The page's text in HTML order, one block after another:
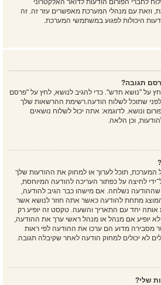
לחברי הפורום הודעות לדואר האלקטרוני
וזאת עם מנהלי המערכת מאפשרים עזר זה. זה
היכולות לפגוע במשתמשי המערכת.
תגובה?
על "נושא חדש". כדי להגיב לנושא, לחץ על "פרסם
שתוכל לשלוח הודעה.רשימת ההרשאות שלך
ונושא. לדוגמא: אתה יכול לשלוח נושאים
וכן הלאה.
המערכת, תוכל לערוך או למחוק את ההודעות שלך
לחיצה על כפתור העריכה להודעה המיוחסת,
שההודעה נשלחה. אם מישהו כבר הגיב להודעה,
מתחת להודעה כאשר אתה חוזר לנושא אשר
יחד עם התאריך והשעה. טקסט זה יופיע רק
יופיע אם מנהל או מנהל ראשי ערך את ההודעה,
מסבירה מדוע הם ערכו את ההודעה לפי ראות
לא יכולים למחוק הודעה לאחר שקיבלה תגובה.
שלי?